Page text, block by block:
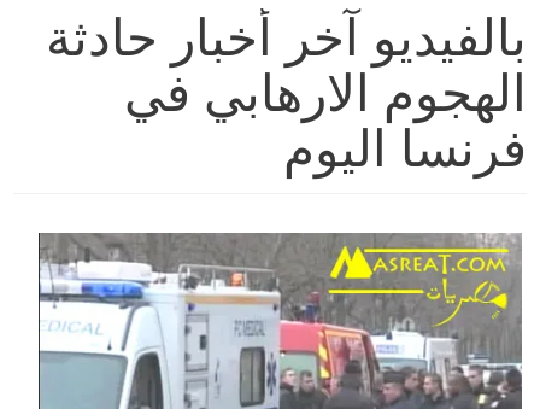
بالفيديو آخر أخبار حادثة
الهجوم الارهابي في
فرنسا اليوم